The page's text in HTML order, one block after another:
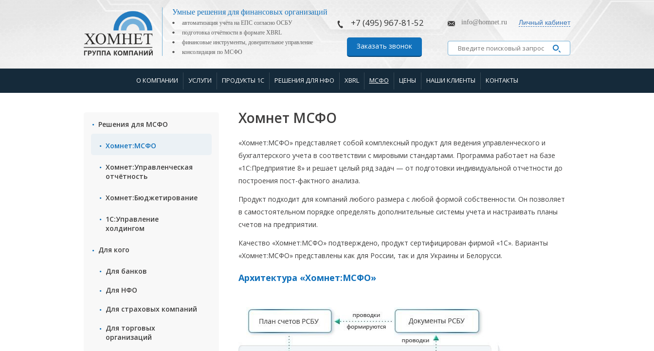
Умные решения для финансовых организаций
автоматизация учёта на ЕПС согласно ОСБУ
подготовка отчётности в формате XBRL
финансовые инструменты, доверительное управление
консолидация по МСФО
+7 (495) 967-81-52
Заказать звонок
info@homnet.ru Личный кабинет
О КОМПАНИИ УСЛУГИ ПРОДУКТЫ 1С РЕШЕНИЯ ДЛЯ НФО XBRL МСФО ЦЕНЫ НАШИ КЛИЕНТЫ КОНТАКТЫ
Решения для МСФО
Хомнет:МСФО
Хомнет:Управленческая
отчётность
Хомнет:Бюджетирование
1С:Управление
холдингом
Для кого
Для банков
Для НФО
Для страxовых компаний
Для торговых
организаций
Хомнет МСФО
«Хомнет:МСФО» представляет собой комплексный продукт для ведения управленческого и
бухгалтерского учета в соответствии с мировыми стандартами. Программа работает на базе
«1С:Предприятие 8» и решает целый ряд задач — от подготовки индивидуальной отчетности до
построения пост-фактного анализа.
Продукт подходит для компаний любого размера с любой формой собственности. Он позволяет
в самостоятельном порядке определять дополнительные системы учета и настраивать планы
счетов на предприятии.
Качество «Хомнет:МСФО» подтверждено, продукт сертифицирован фирмой «1С». Варианты
«Хомнет:МСФО» представлены как для России, так и для Украины и Белорусси.
Архитектура «Хомнет:МСФО»